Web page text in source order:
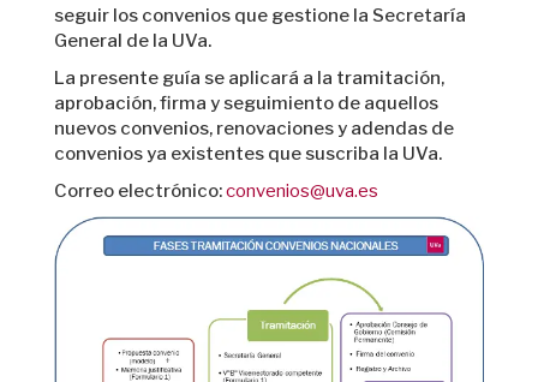
seguir los convenios que gestione la Secretaría
General de la UVa.
La presente guía se aplicará a la tramitación,
aprobación, firma y seguimiento de aquellos
nuevos convenios, renovaciones y adendas de
convenios ya existentes que suscriba la UVa.
Correo electrónico:convenios@uva.es